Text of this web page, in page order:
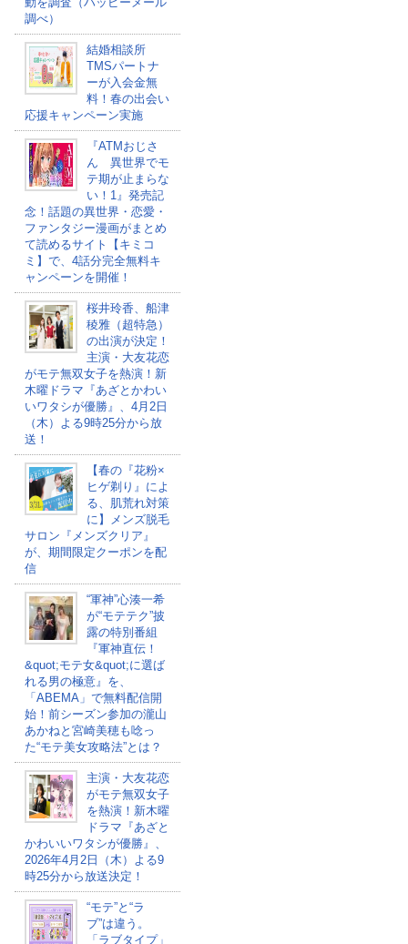
調べ）
結婚相談所
TMSパートナ
ーが入会金無
料！春の出会い
応援キャンペーン実施
『ATMおじさ
ん 異世界でモ
テ期が止まらな
い！1』発売記
念！話題の異世界・恋愛・
ファンタジー漫画がまとめ
て読めるサイト【キミコ
ミ】で、4話分完全無料キ
ャンペーンを開催！
桜井玲香、船津
稜雅（超特急）
の出演が決定！
主演・大友花恋
がモテ無双女子を熱演！新
木曜ドラマ『あざとかわい
いワタシが優勝』、4月2日
（木）よる9時25分から放
送！
【春の『花粉×
ヒゲ剃り』によ
る、肌荒れ対策
に】メンズ脱毛
サロン『メンズクリア』
が、期間限定クーポンを配
信
“軍神”心湊一希
が“モテテク”披
露の特別番組
『軍神直伝！
&quot;モテ女&quot;に選ば
れる男の極意』を、
「ABEMA」で無料配信開
始！前シーズン参加の瀧山
あかねと宮崎美穂も唸っ
た“モテ美女攻略法”とは？
主演・大友花恋
がモテ無双女子
を熱演！新木曜
ドラマ『あざと
かわいいワタシが優勝』、
2026年4月2日（木）よる9
時25分から放送決定！
“モテ”と“ラ
ブ”は違う。
「ラブタイプ」